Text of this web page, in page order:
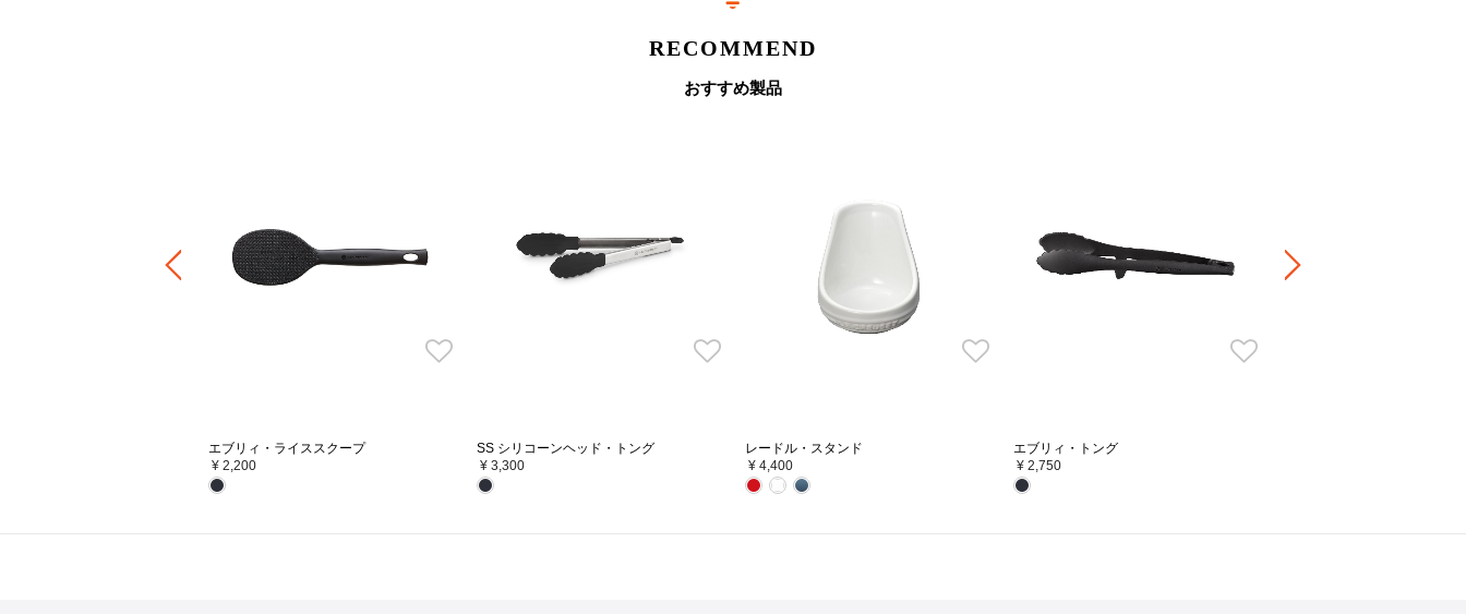
RECOMMEND
おすすめ製品
エブリィ・ライススクープ
¥ 2,200
SS シリコーンヘッド・トング
¥ 3,300
レードル・スタンド
¥ 4,400
エブリィ・トング
¥ 2,750